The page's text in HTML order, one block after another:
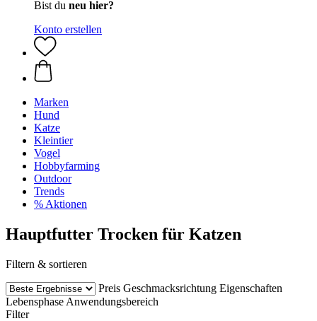
Bist du neu hier?
Konto erstellen
Marken
Hund
Katze
Kleintier
Vogel
Hobbyfarming
Outdoor
Trends
% Aktionen
Hauptfutter Trocken für Katzen
Filtern & sortieren
Preis Geschmacksrichtung Eigenschaften
Lebensphase Anwendungsbereich
Filter